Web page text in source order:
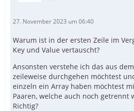
27. November 2023 um 06:40
Warum ist in der ersten Zeile im
Key und Value vertauscht?
Ansonsten verstehe ich das aus
zeileweise durchgehen möchtest
einzeln ein Array haben möchtest
Paaren, welche auch noch getrennt
Richtig?